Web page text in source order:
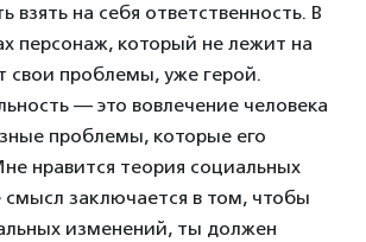
взять на себя ответственность. В
персонаж, который не лежит на
свои проблемы, уже герой.
— это вовлечение человека
проблемы, которые его
нравится теория социальных
смысл заключается в том, чтобы
изменений, ты должен